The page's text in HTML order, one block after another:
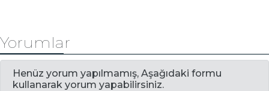
Yorumlar
Henüz yorum yapılmamış, Aşağıdaki formu
kullanarak yorum yapabilirsiniz.